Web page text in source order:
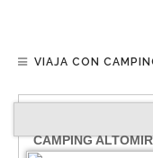
VIAJA CON
CAMPING